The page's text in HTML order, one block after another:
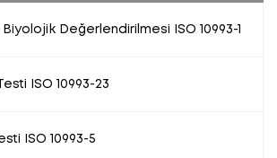
Biyolojik Değerlendirilmesi ISO 10993-1
ISO 10993-23
ISO 10993-5